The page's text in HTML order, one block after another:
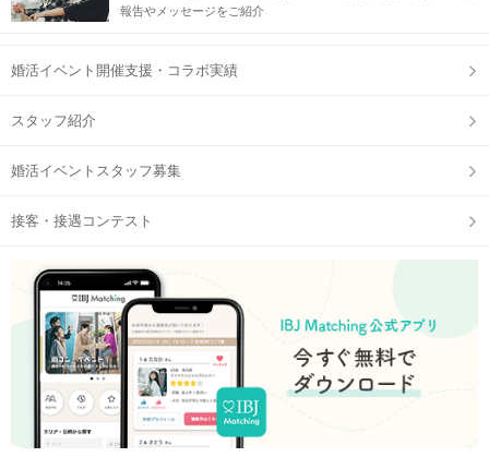
報告やメッセージをご紹介
婚活イベント開催支援・コラボ実績
スタッフ紹介
婚活イベントスタッフ募集
接客・接遇コンテスト